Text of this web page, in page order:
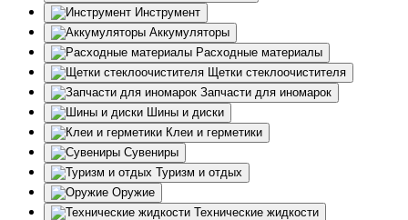
Инструмент
Аккумуляторы
Расходные материалы
Щетки стеклоочистителя
Запчасти для иномарок
Шины и диски
Клеи и герметики
Сувениры
Туризм и отдых
Оружие
Технические жидкости